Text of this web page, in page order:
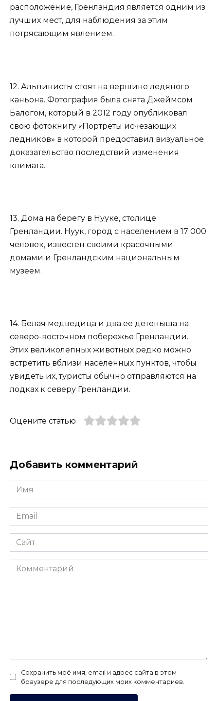
расположение, Гренландия является одним из
лучших мест, для наблюдения за этим
потрясающим явлением.
12. Альпинисты стоят на вершине ледяного
каньона. Фотография была снята Джеймсом
Балогом, который в 2012 году опубликовал
свою фотокнигу «Портреты исчезающих
ледников» в которой предоставил визуальное
доказательство последствий изменения
климата.
13. Дома на берегу в Нууке, столице
Гренландии. Нуук, город с населением в 17 000
человек, известен своими красочными
домами и Гренландским национальным
музеем.
14. Белая медведица и два ее детеныша на
северо-восточном побережье Гренландии.
Этих великолепных животных редко можно
встретить вблизи населенных пунктов, чтобы
увидеть их, туристы обычно отправляются на
лодках к северу Гренландии.
Оцените статью
Добавить комментарий
Имя
*
Email
*
Сайт
Комментарий
Сохранить моё имя, email и адрес сайта в этом
браузере для последующих моих комментариев.